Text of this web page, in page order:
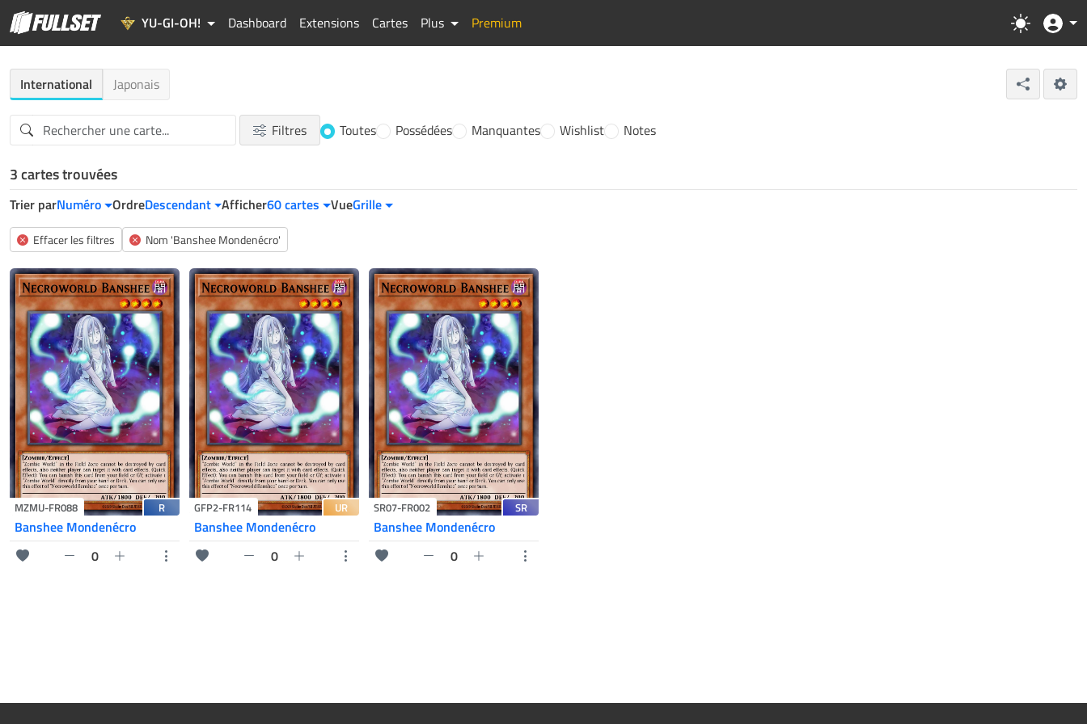
YU-GI-OH! Dashboard Extensions Cartes Plus Premium
International Japonais
Filtres Toutes Possédées Manquantes Wishlist Notes
3 cartes trouvées
Trier parNuméro OrdreDescendant Afficher60 cartes VueGrille
Effacer les filtres Nom 'Banshee Mondenécro'
MZMU-FR088 R
Banshee Mondenécro
0
GFP2-FR114 UR
Banshee Mondenécro
0
SR07-FR002 SR
Banshee Mondenécro
0